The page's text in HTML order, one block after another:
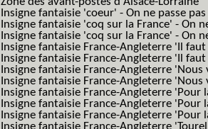
Insigne fantaisie 'coeur' - On ne passe pas
Insigne fantaisie 'coq sur la France' - On
Insigne fantaisie 'coq sur la France' - On
Insigne fantaisie France-Angleterre 'Il
Insigne fantaisie France-Angleterre 'Il
Insigne fantaisie France-Angleterre
Insigne fantaisie France-Angleterre
Insigne fantaisie France-Angleterre 'Pour
Insigne fantaisie France-Angleterre 'Pour
Insigne fantaisie France-Angleterre 'Pour
Insigne fantaisie France-Angleterre